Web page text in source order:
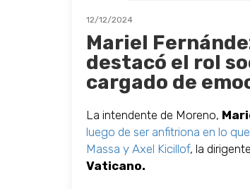
12/12/2024
Mariel
destacó el rol
cargado de
La intendente de Moreno,
luego de ser anfitriona en lo
Massa y Axel Kicillof, la
Vaticano.